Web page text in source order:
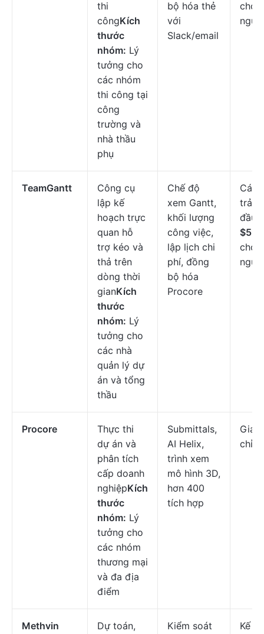
thi
côngKích
thước
nhóm: Lý
tưởng cho
các nhóm
thi công tại
công
trường và
nhà thầu
phụ
bộ hóa thẻ
với
Slack/email
cho
TeamGantt
Công cụ
lập kế
hoạch trực
quan hỗ
trợ kéo và
thả trên
dòng thời
gianKích
thước
nhóm: Lý
tưởng cho
các nhà
quản lý dự
án và tổng
thầu
Chế độ
xem Gantt,
khối lượng
công việc,
lập lịch chi
phí, đồng
bộ hóa
Procore
Các
trả
đầu
$59/
cho
Procore
Thực thi
dự án và
phân tích
cấp doanh
nghiệpKích
thước
nhóm: Lý
tưởng cho
các nhóm
thương mại
và đa địa
điểm
Submittals,
AI Helix,
trình xem
mô hình 3D,
hơn 400
tích hợp
Giá
chỉnh
Methvin
Dự toán,
Kiểm soát
Kế